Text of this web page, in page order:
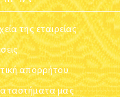
της εταιρείας
απορρήτου
μας